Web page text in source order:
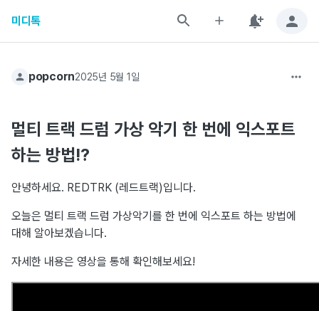
미디톡
popcorn2025년 5월 1일
멀티 트랙 드럼 가상 악기 한 번에 익스포트
하는 방법!?
안녕하세요. REDTRK (레드트랙)입니다.
오늘은 멀티 트랙 드럼 가상악기를 한 번에 익스포트 하는 방법에
대해 알아보겠습니다.
자세한 내용은 영상을 통해 확인해보세요!